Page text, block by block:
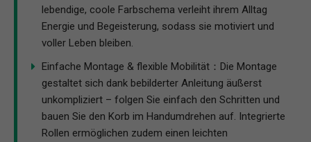
lebendige, coole Farbschema verleiht ihrem Alltag
Energie und Begeisterung, sodass sie motiviert und
voller Leben bleiben.
Einfache Montage & flexible Mobilität：Die Montage
gestaltet sich dank bebilderter Anleitung äußerst
unkompliziert – folgen Sie einfach den Schritten und
bauen Sie den Korb im Handumdrehen auf. Integrierte
Rollen ermöglichen zudem einen leichten